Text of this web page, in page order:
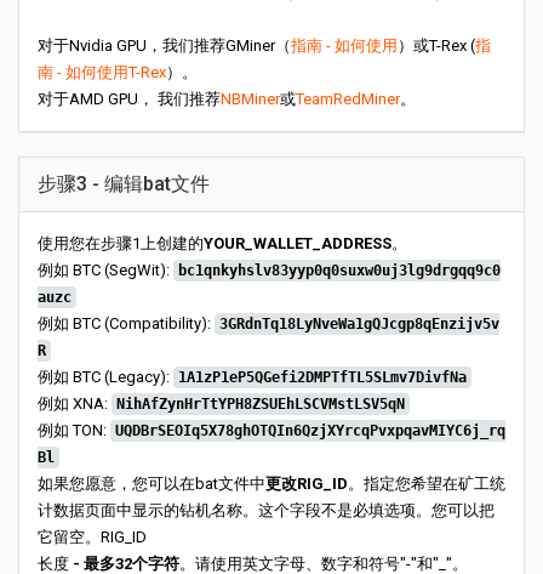
对于Nvidia GPU，我们推荐GMiner（指南 - 如何使用 ）或T-Rex (指
南 - 如何使用T-Rex）。
对于AMD GPU， 我们推荐NBMiner或TeamRedMiner。
步骤3 - 编辑bat文件
使用您在步骤1上创建的YOUR_WALLET_ADDRESS。
例如 BTC (SegWit):
bc1qnkyhslv83yyp0q0suxw0uj3lg9drgqq9c0
auzc
例如 BTC (Compatibility): 3GRdnTq18LyNveWa1gQJcgp8qEnzijv5v
R
例如 BTC (Legacy): 1A1zP1eP5QGefi2DMPTfTL5SLmv7DivfNa
例如 XNA: NihAfZynHrTtYPH8ZSUEhLSCVMstLSV5qN
例如 TON: UQDBrSEOIq5X78ghOTQIn6QzjXYrcqPvxpqavMIYC6j_rq
Bl
如果您愿意，您可以在bat文件中更改RIG_ID。指定您希望在矿工统
计数据页面中显示的钻机名称。这个字段不是必填选项。您可以把
它留空。RIG_ID
长度 - 最多32个字符。请使用英文字母、数字和符号"-"和"_"。